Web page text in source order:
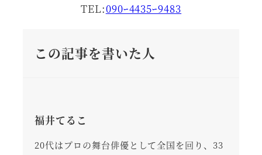
TEL:090ｰ4435ｰ9483
この記事を書いた人
福井てるこ
20代はプロの舞台俳優として全国を回り、33